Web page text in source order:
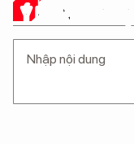
Ý KIẾN CỦA